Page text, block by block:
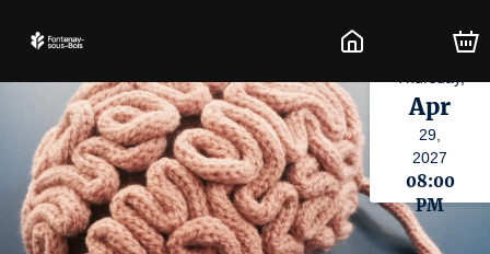
Apr
29,
2027
08:00
PM